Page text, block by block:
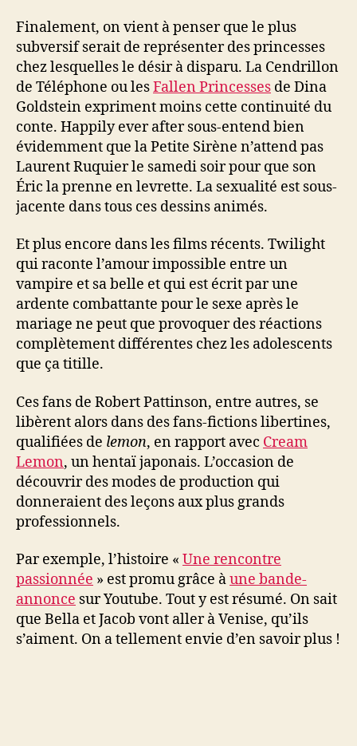
Finalement, on vient à penser que le plus
subversif serait de représenter des princesses
chez lesquelles le désir à disparu. La Cendrillon
de Téléphone ou lesFallen Princesses de Dina
Goldstein expriment moins cette continuité du
conte. Happily ever after sous-entend bien
évidemment que la Petite Sirène n’attend pas
Laurent Ruquier le samedi soir pour que son
Éric la prenne en levrette. La sexualité est sous-
jacente dans tous ces dessins animés.
Et plus encore dans les films récents. Twilight
qui raconte l’amour impossible entre un
vampire et sa belle et qui est écrit par une
ardente combattante pour le sexe après le
mariage ne peut que provoquer des réactions
complètement différentes chez les adolescents
que ça titille.
Ces fans de Robert Pattinson, entre autres, se
libèrent alors dans des fans-fictions libertines,
qualifiées de lemon, en rapport avec Cream
Lemon, un hentaï japonais. L’occasion de
découvrir des modes de production qui
donneraient des leçons aux plus grands
professionnels.
Par exemple, l’histoire « Une rencontre
passionnée » est promu grâce àune bande-
annonce sur Youtube. Tout y est résumé. On sait
que Bella et Jacob vont aller à Venise, qu’ils
s’aiment. On a tellement envie d’en savoir plus !